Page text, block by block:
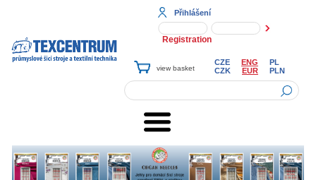
Přihlášení
Registration
CZE ENG
PL
CZK
EUR PLN